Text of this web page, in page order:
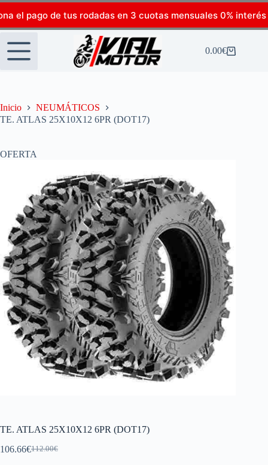
el pago de tus rodadas en 3 cuotas mensuales 0% interés
0.00€
Inicio
NEUMÁTICOS
TE. ATLAS 25X10X12 6PR (DOT17)
OFERTA
TE. ATLAS 25X10X12 6PR (DOT17)
112.00€
106.66€